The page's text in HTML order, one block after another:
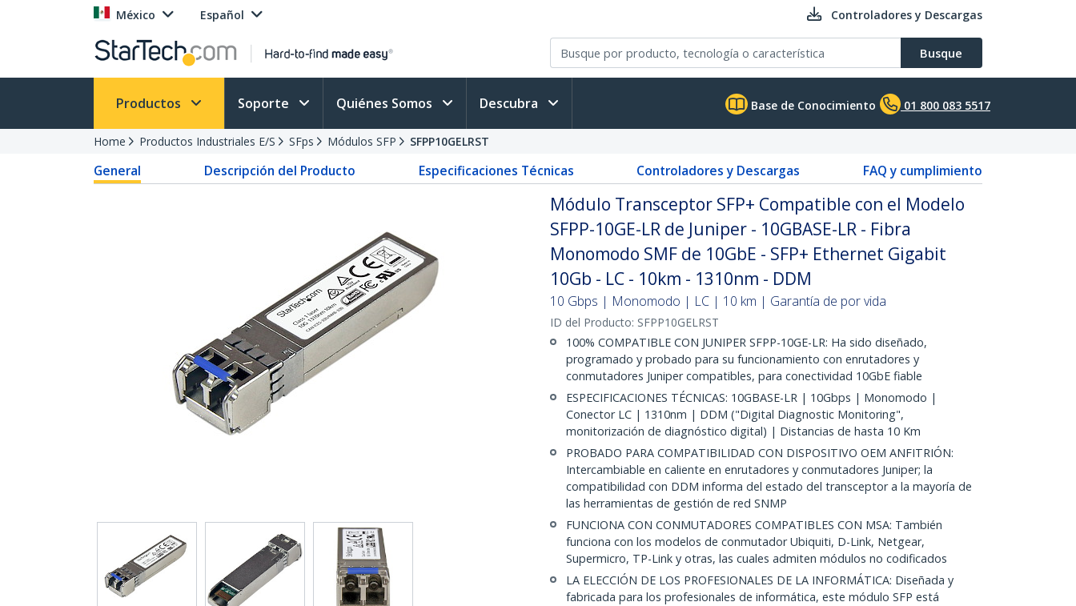
México Español Controladores y Descargas
Busque
Productos Soporte Quiénes Somos Descubra Base de Conocimiento 01 800 083 5517
Home Productos Industriales E/S SFps Módulos SFP SFPP10GELRST
General Descripción del Producto Especificaciones Técnicas Controladores y Descargas FAQ y cumplimiento
Módulo Transceptor SFP+ Compatible con el Modelo
SFPP-10GE-LR de Juniper - 10GBASE-LR - Fibra
Monomodo SMF de 10GbE - SFP+ Ethernet Gigabit
10Gb - LC - 10km - 1310nm - DDM
10 Gbps | Monomodo | LC | 10 km | Garantía de por vida
ID del Producto: SFPP10GELRST
100% COMPATIBLE CON JUNIPER SFPP-10GE-LR: Ha sido diseñado,
programado y probado para su funcionamiento con enrutadores y
conmutadores Juniper compatibles, para conectividad 10GbE fiable
ESPECIFICACIONES TÉCNICAS: 10GBASE-LR | 10Gbps | Monomodo |
Conector LC | 1310nm | DDM ("Digital Diagnostic Monitoring",
monitorización de diagnóstico digital) | Distancias de hasta 10 Km
PROBADO PARA COMPATIBILIDAD CON DISPOSITIVO OEM ANFITRIÓN:
Intercambiable en caliente en enrutadores y conmutadores Juniper; la
compatibilidad con DDM informa del estado del transceptor a la mayoría de
las herramientas de gestión de red SNMP
FUNCIONA CON CONMUTADORES COMPATIBLES CON MSA: También
funciona con los modelos de conmutador Ubiquiti, D-Link, Netgear,
Supermicro, TP-Link y otras, las cuales admiten módulos no codificados
LA ELECCIÓN DE LOS PROFESIONALES DE LA INFORMÁTICA: Diseñada y
fabricada para los profesionales de informática, este módulo SFP está